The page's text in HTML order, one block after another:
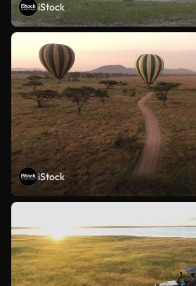
iStock
iStock